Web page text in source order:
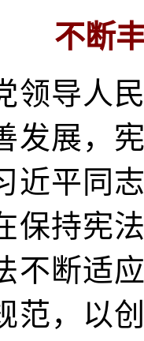
不断
导人民
发展，
近平同
保持宪
不断适
范，以